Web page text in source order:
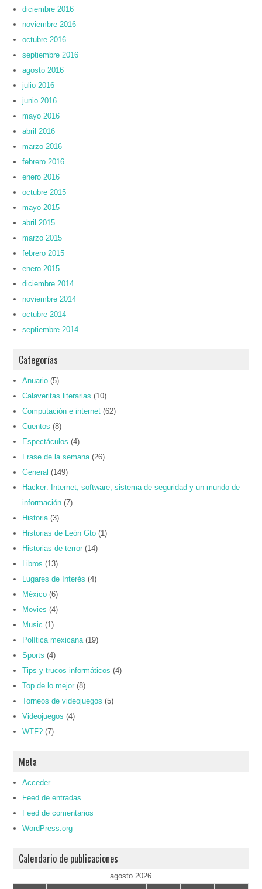
diciembre 2016
noviembre 2016
octubre 2016
septiembre 2016
agosto 2016
julio 2016
junio 2016
mayo 2016
abril 2016
marzo 2016
febrero 2016
enero 2016
octubre 2015
mayo 2015
abril 2015
marzo 2015
febrero 2015
enero 2015
diciembre 2014
noviembre 2014
octubre 2014
septiembre 2014
Categorías
Anuario (5)
Calaveritas literarias (10)
Computación e internet (62)
Cuentos (8)
Espectáculos (4)
Frase de la semana (26)
General (149)
Hacker: Internet, software, sistema de seguridad y un mundo de
información (7)
Historia (3)
Historias de León Gto (1)
Historias de terror (14)
Libros (13)
Lugares de Interés (4)
México (6)
Movies (4)
Music (1)
Política mexicana (19)
Sports (4)
Tips y trucos informáticos (4)
Top de lo mejor (8)
Torneos de videojuegos (5)
Videojuegos (4)
WTF? (7)
Meta
Acceder
Feed de entradas
Feed de comentarios
WordPress.org
Calendario de publicaciones
agosto 2026